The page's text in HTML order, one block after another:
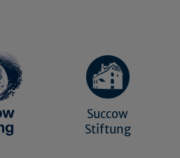
Succow
Stiftung